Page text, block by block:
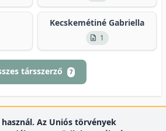
Kecskemétiné Gabriella
1
társszerző 7
Az Uniós törvények